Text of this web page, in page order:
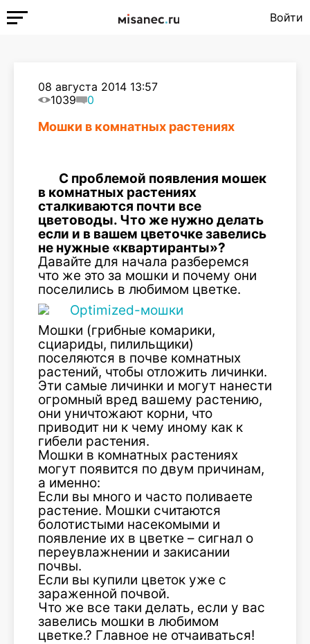
Войти
08 августа 2014 13:57
1039
0
Мошки в комнатных растениях
С проблемой появления мошек
в комнатных растениях
сталкиваются почти все
цветоводы. Что же нужно делать
если и в вашем цветочке завелись
не нужные «квартиранты»?
Давайте для начала разберемся
что же это за мошки и почему они
поселились в любимом цветке.
Мошки (грибные комарики,
сциариды, пилильщики)
поселяются в почве комнатных
растений, чтобы отложить личинки.
Эти самые личинки и могут нанести
огромный вред вашему растению,
они уничтожают корни, что
приводит ни к чему иному как к
гибели растения.
Мошки в комнатных растениях
могут появится по двум причинам,
а именно:
Если вы много и часто поливаете
растение. Мошки считаются
болотистыми насекомыми и
появление их в цветке – сигнал о
переувлажнении и закисании
почвы.
Если вы купили цветок уже с
зараженной почвой.
Что же все таки делать, если у вас
завелись мошки в любимом
цветке.? Главное не отчаиваться!